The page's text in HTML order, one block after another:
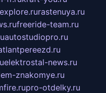
rastenuya.ru
freeride-team.ru
autostudiopro.ru
elektrostal-news.ru
znakomye.ru
pro-otdelky.ru